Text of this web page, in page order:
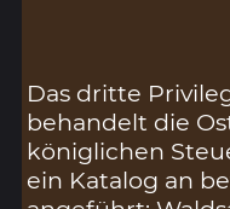
Das dritte
behandelt die
königlichen
ein Katalog an